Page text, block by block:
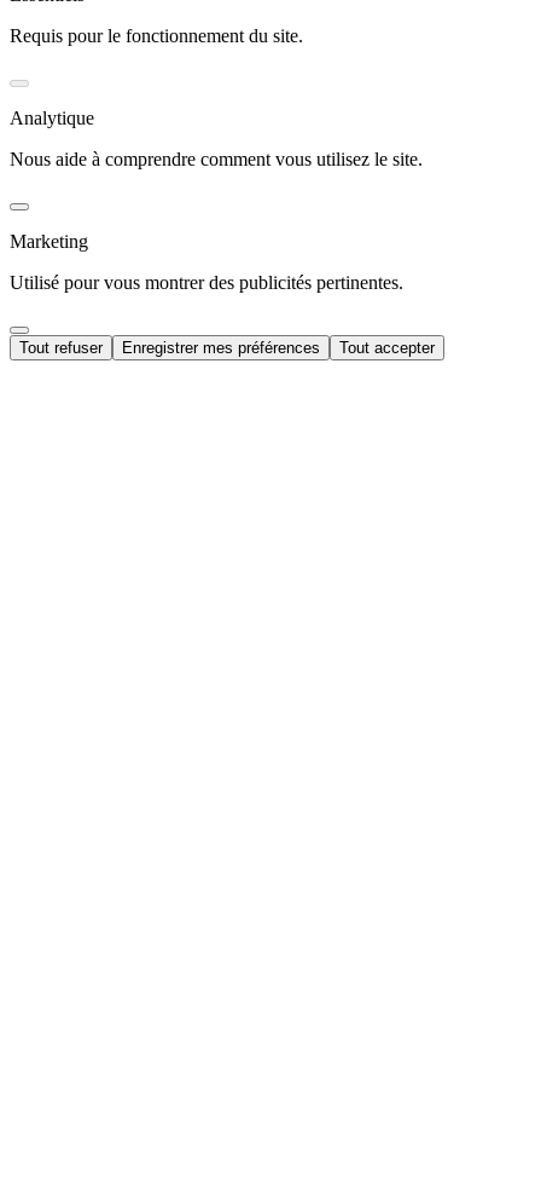
Requis pour le fonctionnement du site.
Analytique
Nous aide à comprendre comment vous utilisez le site.
Marketing
Utilisé pour vous montrer des publicités pertinentes.
Tout refuser Enregistrer mes préférences Tout accepter